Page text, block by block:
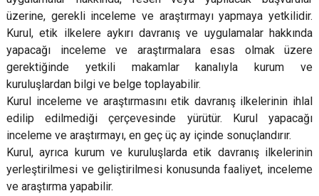
üzerine, gerekli inceleme ve araştırmayı yapmaya yetkilidir.
Kurul, etik ilkelere aykırı davranış ve uygulamalar hakkında
yapacağı inceleme ve araştırmalara esas olmak üzere
gerektiğinde yetkili makamlar kanalıyla kurum ve
kuruluşlardan bilgi ve belge toplayabilir.
Kurul inceleme ve araştırmasını etik davranış ilkelerinin ihlal
edilip edilmediği çerçevesinde yürütür. Kurul yapacağı
inceleme ve araştırmayı, en geç üç ay içinde sonuçlandırır.
Kurul, ayrıca kurum ve kuruluşlarda etik davranış ilkelerinin
yerleştirilmesi ve geliştirilmesi konusunda faaliyet, inceleme
ve araştırma yapabilir.